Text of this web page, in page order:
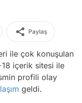
Paylaş
ile çok konuşulan
içerik sitesi ile
profili olay
geldi.